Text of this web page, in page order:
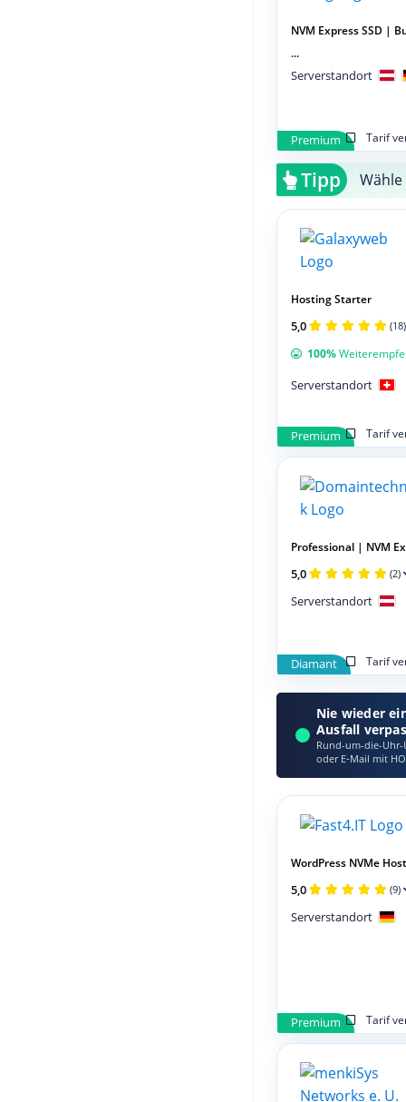
Premium Tarif
NVM Express SSD |
...
Serverstandort
Tipp
Premium Tarif
Hosting Starter
5,0 (18)
100%
Serverstandort
Diamant Tarif
Professional | NVM
5,0 (2)
Serverstandort
Nie wieder
Ausfall
Rund-um-die-Uhr-
oder E‑Mail mit
Premium Tarif
WordPress NVMe
5,0 (9)
Serverstandort